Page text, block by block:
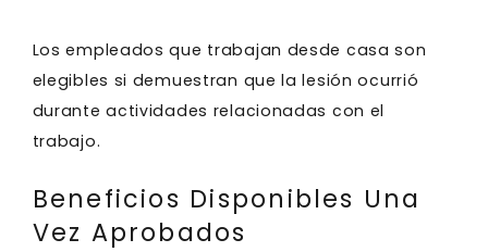
Los empleados que trabajan desde casa son
elegibles si demuestran que la lesión ocurrió
durante actividades relacionadas con el
trabajo.
Beneficios Disponibles Una
Vez Aprobados